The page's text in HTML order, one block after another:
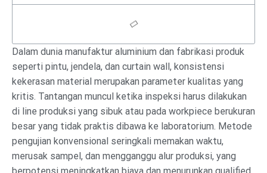
Dalam dunia manufaktur aluminium dan fabrikasi produk
seperti pintu, jendela, dan curtain wall, konsistensi
kekerasan material merupakan parameter kualitas yang
kritis. Tantangan muncul ketika inspeksi harus dilakukan
di line produksi yang sibuk atau pada workpiece berukuran
besar yang tidak praktis dibawa ke laboratorium. Metode
pengujian konvensional seringkali memakan waktu,
merusak sampel, dan mengganggu alur produksi, yang